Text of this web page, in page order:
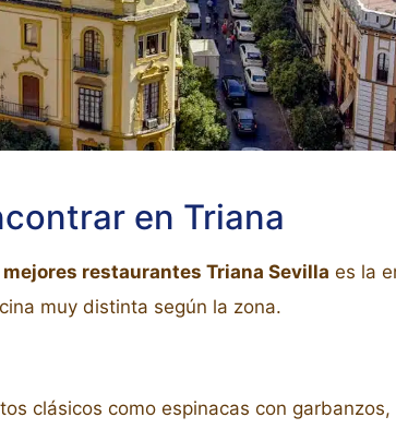
en Triana
mejores restaurantes Triana Sevilla es la
muy distinta según la zona.
clásicos como espinacas con garbanzos,